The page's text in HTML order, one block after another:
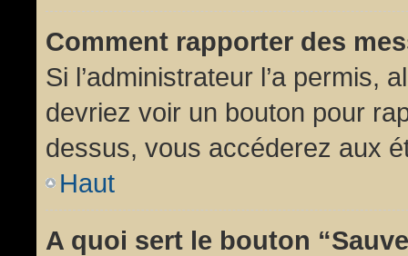
Comment rapporter des
Si l’administrateur l’a permis,
devriez voir un bouton pour
dessus, vous accéderez aux
Haut
A quoi sert le bouton